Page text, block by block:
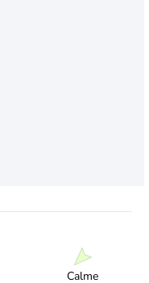
Calme